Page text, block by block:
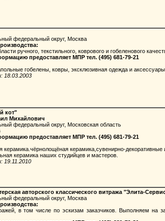
федеральный округ, Москва
ручного, текстильного, коврового и гобеленового
предоставляет МПР тел. (495) 681-79-21
гобелены, ковры, эксклюзивная одежда и
18.03.2003
кот"
Михайлович
федеральный округ, Московская область
предоставляет МПР тел. (495) 681-79-21
керамика.чёрнолощёная керамика,сувенирно-декоративные
керамика наших студийцев и мастеров.
19.11.2010
авторского классического витража "Элита-
федеральный округ, Москва
в том числе по эскизам заказчиков. Выполняем на